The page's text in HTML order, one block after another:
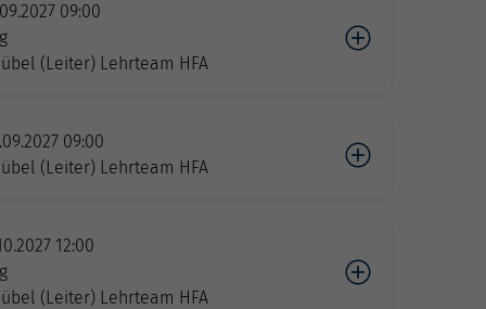
09:00
(Leiter) Lehrteam HFA
09:00
(Leiter) Lehrteam HFA
12:00
(Leiter) Lehrteam HFA